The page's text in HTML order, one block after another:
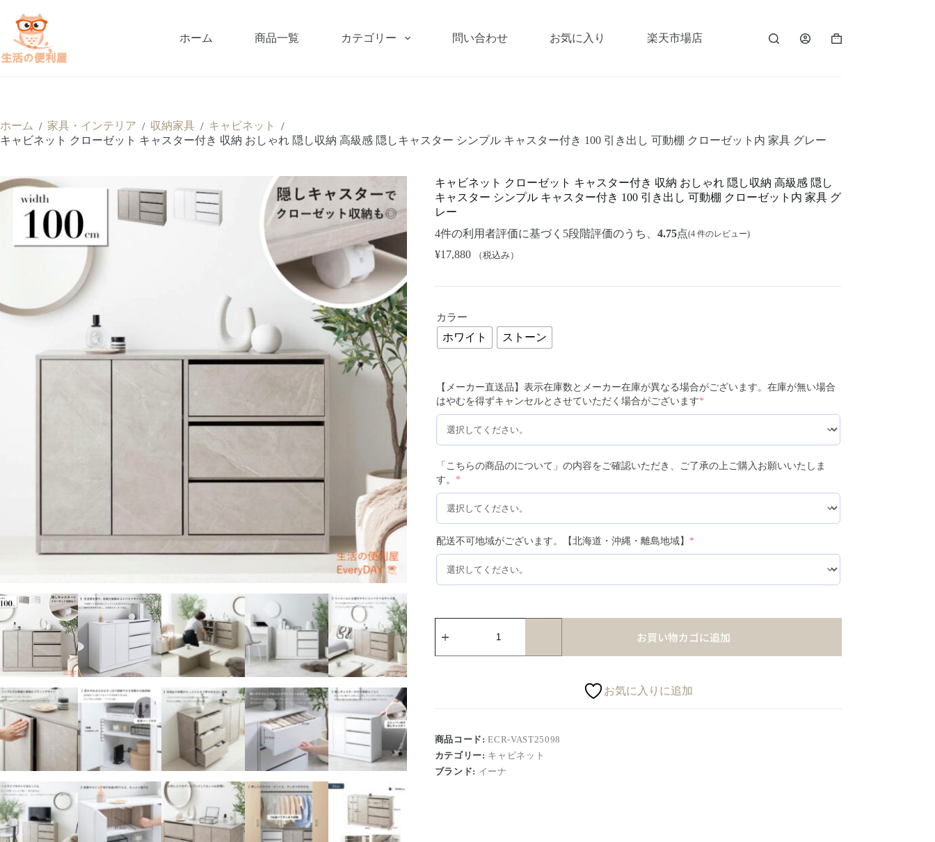
ホーム 商品一覧 カテゴリー 問い合わせ お気に入り 楽天市場店
ホーム / 家具・インテリア / 収納家具 / キャビネット
/
キャビネット クローゼット キャスター付き 収納 おしゃれ 隠し収納 高級感 隠しキャスター シンプル キャスター付き 100 引き出し 可動棚 クローゼット内 家具 グレー
キャビネット クローゼット キャスター付き 収納 おしゃれ 隠し収納 高級感 隠し
キャスター シンプル キャスター付き 100 引き出し 可動棚 クローゼット内 家具 グ
レー
4件の利用者評価に基づく5段階評価のうち、 4.75点(4件のレビュー)
¥17,880 （税込み）
カラー
ホワイト ストーン
【メーカー直送品】表示在庫数とメーカー在庫が異なる場合がございます。在庫が無い場合
はやむを得ずキャンセルとさせていただく場合がございます*
「こちらの商品のについて」の内容をご確認いただき、ご了承の上ご購入お願いいたしま
す。 *
配送不可地域がございます。【北海道・沖縄・離島地域】 *
お買い物カゴに追加
お気に入りに追加
商品コード:ECR-VAST25098
カテゴリー: キャビネット
ブランド: イーナ